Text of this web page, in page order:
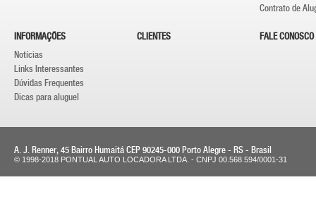
Contrato de
INFORMAÇÕES
Notícias
Links Interessantes
Dúvidas Frequentes
Dicas para aluguel
CLIENTES FALE CONOSCO
A. J. Renner, 45 Bairro Humaitá CEP 90245-000 Porto Alegre - RS - Brasil
© 1998-2018 PONTUAL AUTO LOCADORA LTDA. - CNPJ 00.568.594/0001-31